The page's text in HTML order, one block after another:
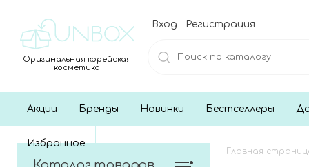
Оригинальная корейская
косметика
Вход Регистрация
Акции Бренды Новинки Бестселлеры
Избранное
Главная